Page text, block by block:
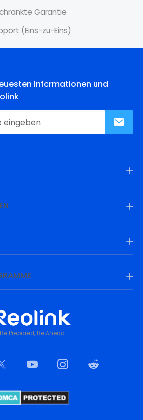
Garantie
(Eins-zu-Eins)
Informationen und
Be Prepared, Be Ahead